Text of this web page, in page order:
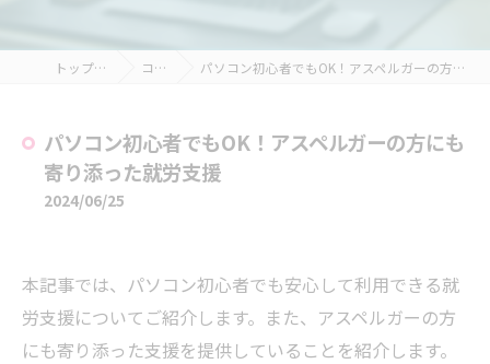
トップページ コラム パソコン初心者でもOK！アスペルガーの方にも寄り添った就労支援
パソコン初心者でもOK！アスペルガーの方にも
寄り添った就労支援
2024/06/25
本記事では、パソコン初心者でも安心して利用できる就
労支援についてご紹介します。また、アスペルガーの方
にも寄り添った支援を提供していることを紹介します。